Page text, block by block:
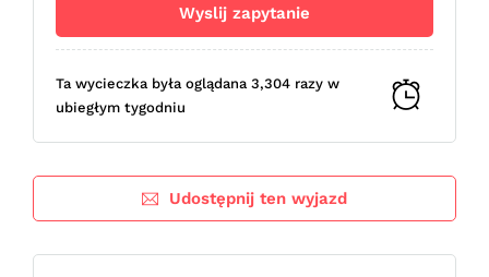
Ta wycieczka była oglądana 3,304 razy w
ubiegłym tygodniu
Udostępnij ten wyjazd